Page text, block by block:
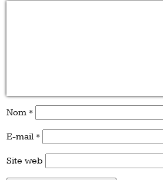
Nom *
E-mail *
Site web